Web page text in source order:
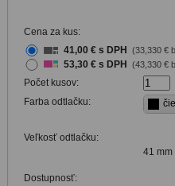
Cena za kus:
41,00 € s DPH
(33,330 €
53,30 € s DPH (43,330 €
Počet kusov:
Farba odtlačku:
Veľkosť odtlačku:
41 mm
Dostupnosť: